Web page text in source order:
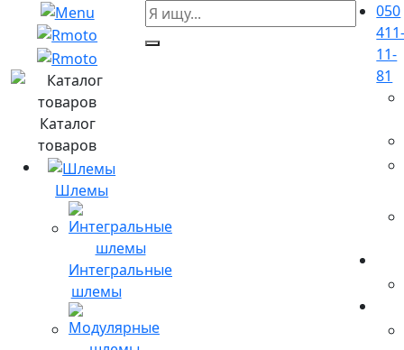
Каталог
товаров
Шлемы
Интегральные
шлемы
050
11-
81